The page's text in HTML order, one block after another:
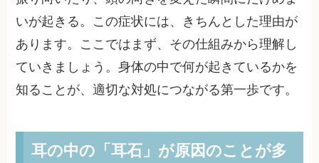
いが起きる。この症状には、きちんとした理由が
あります。ここではまず、その仕組みから理解し
ていきましょう。身体の中で何が起きているかを
知ることが、適切な対処につながる第一歩です。
耳の中の「耳石」が原因のことが多